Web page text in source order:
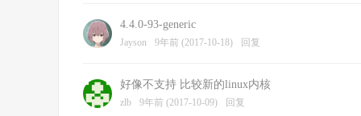
4.4.0-93-generic
Jayson 9年前 (2017-10-18) 回复
好像不支持 比较新的linux内核
zlb 9年前 (2017-10-09) 回复